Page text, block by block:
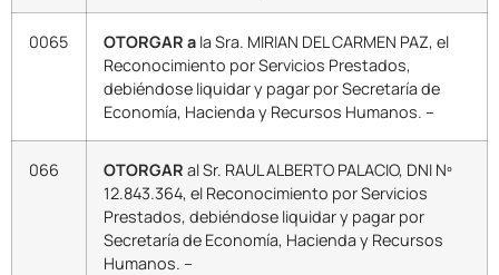
0065 OTORGAR a la Sra. MIRIAN DEL CARMEN PAZ, el
Reconocimiento por Servicios Prestados,
debiéndose liquidar y pagar por Secretaría de
Economía, Hacienda y Recursos Humanos. –
066 OTORGAR al Sr. RAUL ALBERTO PALACIO, DNI Nº
12.843.364, el Reconocimiento por Servicios
Prestados, debiéndose liquidar y pagar por
Secretaría de Economía, Hacienda y Recursos
Humanos. –